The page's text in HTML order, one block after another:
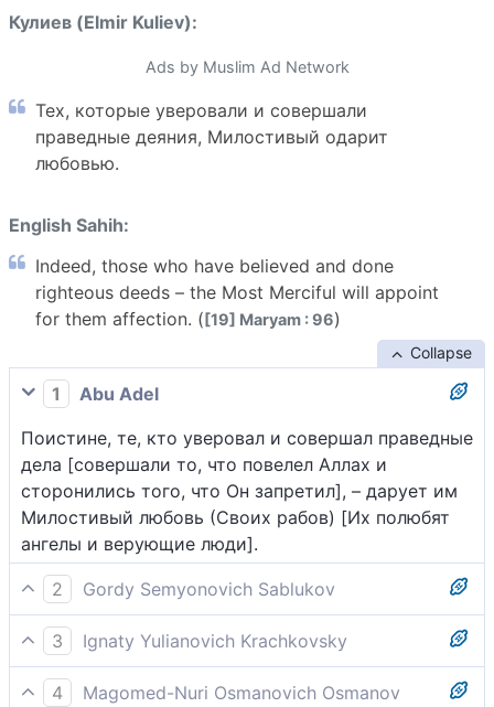
Кулиев (Elmir Kuliev):
Ads by Muslim Ad Network
Тех, которые уверовали и совершали
праведные деяния, Милостивый одарит
любовью.
English Sahih:
Indeed, those who have believed and done
righteous deeds – the Most Merciful will appoint
for them affection. ([19] Maryam : 96)
Collapse
1
Abu Adel
Поистине, те, кто уверовал и совершал праведные
дела [совершали то, что повелел Аллах и
сторонились того, что Он запретил], – дарует им
Милостивый любовь (Своих рабов) [Их полюбят
ангелы и верующие люди].
2
Gordy Semyonovich Sablukov
Истинно, к тем, которые были верующими и
делали доброе, Милостивый проявит любовь
Свою.
3
Ignaty Yulianovich Krachkovsky
Поистине, те, кто уверовал и творил добрые дела,
4
Magomed-Nuri Osmanovich Osmanov